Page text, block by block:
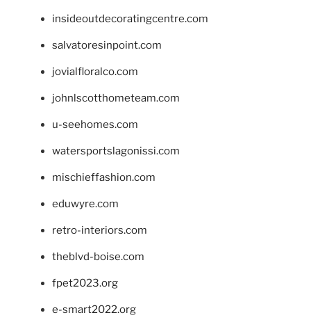
insideoutdecoratingcentre.com
salvatoresinpoint.com
jovialfloralco.com
johnlscotthometeam.com
u-seehomes.com
watersportslagonissi.com
mischieffashion.com
eduwyre.com
retro-interiors.com
theblvd-boise.com
fpet2023.org
e-smart2022.org